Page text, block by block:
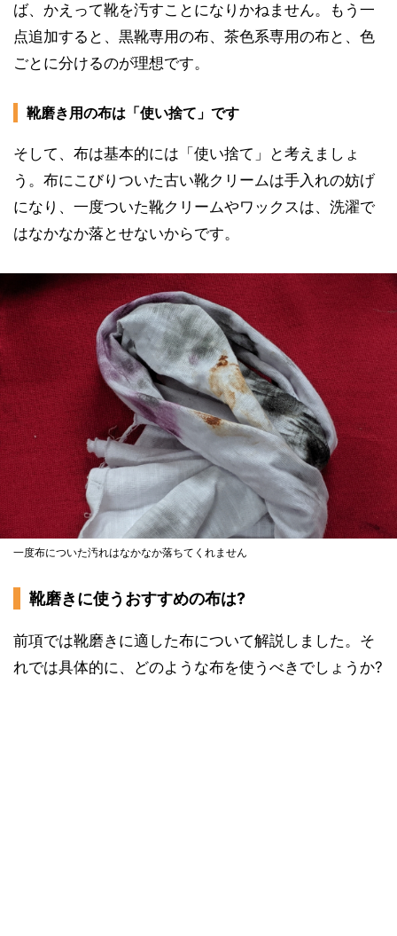
ば、かえって靴を汚すことになりかねません。もう一
点追加すると、黒靴専用の布、茶色系専用の布と、色
ごとに分けるのが理想です。
靴磨き用の布は「使い捨て」です
そして、布は基本的には「使い捨て」と考えましょ
う。布にこびりついた古い靴クリームは手入れの妨げ
になり、一度ついた靴クリームやワックスは、洗濯で
はなかなか落とせないからです。
一度布についた汚れはなかなか落ちてくれません
靴磨きに使うおすすめの布は?
前項では靴磨きに適した布について解説しました。そ
れでは具体的に、どのような布を使うべきでしょうか?